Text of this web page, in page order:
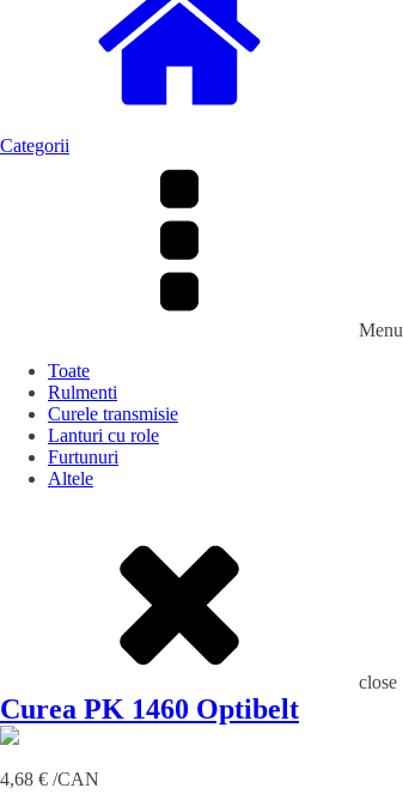
Categorii
Menu
Toate
Rulmenti
Curele transmisie
Lanturi cu role
Furtunuri
Altele
close
Curea PK 1460 Optibelt
4,68 € /CAN